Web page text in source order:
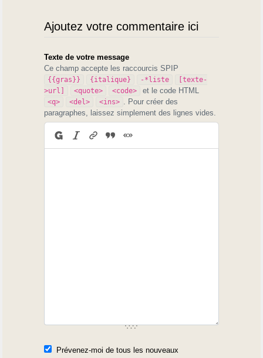
Ajoutez votre commentaire ici
Texte de votre message
Ce champ accepte les raccourcis SPIP
{{gras}} {italique} -*liste
[texte-
>url]
<quote> <code> et le code HTML
<q> <del> <ins>
. Pour créer des
paragraphes, laissez simplement des lignes vides.
Prévenez-moi de tous les nouveaux